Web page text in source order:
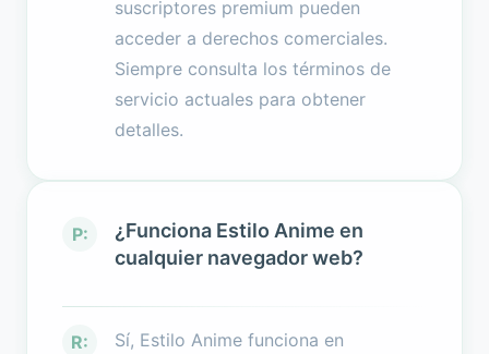
suscriptores premium pueden
acceder a derechos comerciales.
Siempre consulta los términos de
servicio actuales para obtener
detalles.
P:
¿Funciona Estilo Anime en
cualquier navegador web?
R:
Sí, Estilo Anime funciona en